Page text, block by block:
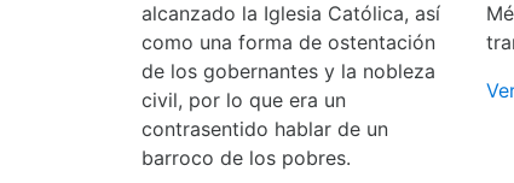
alcanzado la Iglesia Católica, así
como una forma de ostentación
de los gobernantes y la nobleza
civil, por lo que era un
contrasentido hablar de un
barroco de los pobres.